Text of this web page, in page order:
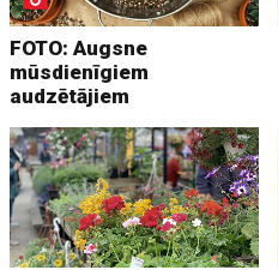
FOTO: Augsne
mūsdienīgiem
audzētājiem